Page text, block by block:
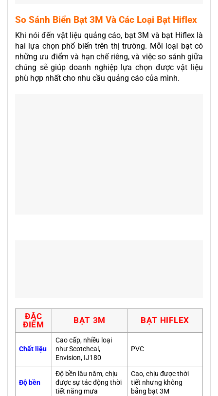
So Sánh Biển Bạt 3M Và Các Loại Bạt Hiflex
Khi nói đến vật liệu quảng cáo, bạt 3M và bạt Hiflex là
hai lựa chọn phổ biến trên thị trường. Mỗi loại bạt có
những ưu điểm và hạn chế riêng, và việc so sánh giữa
chúng sẽ giúp doanh nghiệp lựa chọn được vật liệu
phù hợp nhất cho nhu cầu quảng cáo của mình.
ĐẶC
ĐIỂM
BẠT 3M BẠT HIFLEX
Chất liệu
Cao cấp, nhiều loại
như Scotchcal,
Envision, IJ180
PVC
Độ bền
Độ bền lâu năm, chịu
được sự tác động thời
tiết nắng mưa
Cao, chịu được thời
tiết nhưng không
bằng bạt 3M